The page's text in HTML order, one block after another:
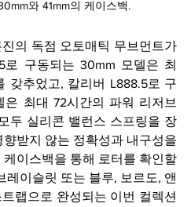
와 41mm의 케이스백.
의 독점 오토매틱 무브먼트가
로 구동되는 30mm 모델은 최
갖추었고, 칼리버 L888.5로 구
최대 72시간의 파워 리저브
두 실리콘 밸런스 스프링을 장
받지 않는 정확성과 내구성을
이스백을 통해 로터를 확인할
레이슬릿 또는 블루, 보르도, 앤
랩으로 완성되는 이번 컬렉션